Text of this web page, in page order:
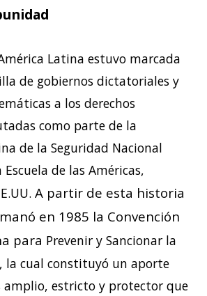
Latina estuvo marcada
de gobiernos dictatoriales y
a los derechos
como parte de la
de la Seguridad Nacional
de las Américas,
A partir de esta historia
en 1985 la Convención
para Prevenir y Sancionar la
la cual constituyó un aporte
amplio, estricto y protector que